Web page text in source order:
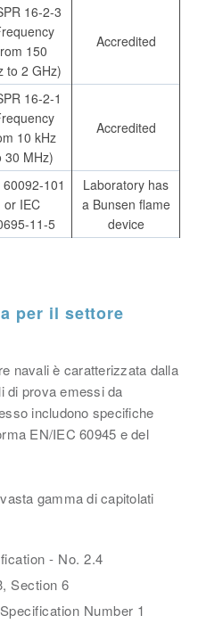
16-2-3
150
to 2 GHz)
Accredited
16-2-1
10 kHz
30 MHz)
Accredited
60092-101
or IEC
11-5
Laboratory has
a Bunsen flame
device
per il settore
navali è caratterizzata dalla
di prova emessi da
includono specifiche
EN/IEC 60945 e del
gamma di capitolati
- No. 2.4
Section 6
Number 1